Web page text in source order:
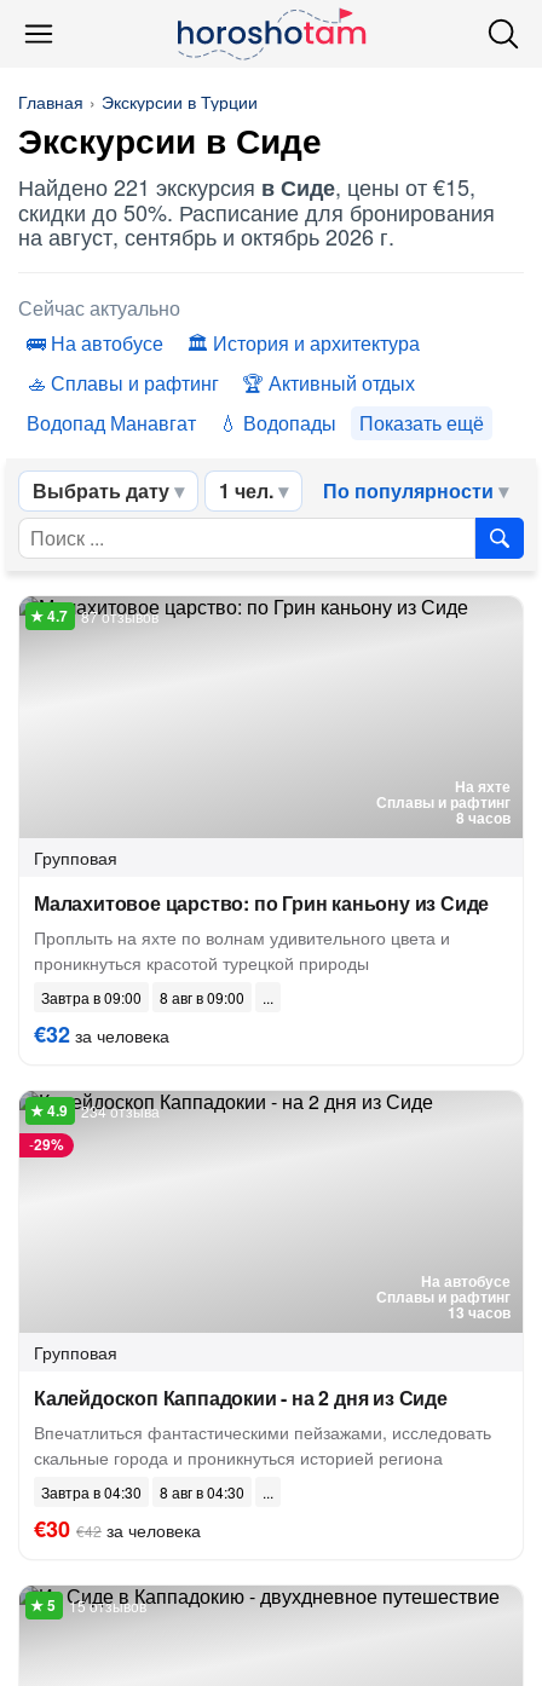
Главная Экскурсии в Турции
Экскурсии в Сиде
Найдено 221 экскурсия в Сиде, цены от €15,
скидки до 50%. Расписание для бронирования
на август, сентябрь и октябрь 2026 г.
Сейчас актуально
На автобусе
История и архитектура
Сплавы и рафтинг
Активный отдых
Водопад Манавгат
Водопады Показать ещё
Выбрать дату 1 чел. По популярности
На яхте
Сплавы и рафтинг
8 часов
87 отзывов
Групповая
Малахитовое царство: по Грин каньону из Сиде
Проплыть на яхте по волнам удивительного цвета и
проникнуться красотой турецкой природы
Завтра в 09:00 8 авг в 09:00
€32 за человека
На автобусе
Сплавы и рафтинг
13 часов
-29%
234 отзыва
Групповая
Калейдоскоп Каппадокии - на 2 дня из Сиде
Впечатлиться фантастическими пейзажами, исследовать
скальные города и проникнуться историей региона
Завтра в 04:30 8 авг в 04:30
€30 €42 за человека
15 отзывов